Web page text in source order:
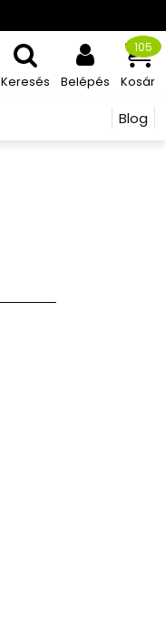
Keresés Belépés Kosár
105
Blog